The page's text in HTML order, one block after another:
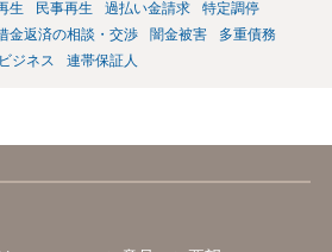
生 民事再生 過払い金請求
特定調停
金返済の相談・交渉 闇金被害
多重債務
ジネス 連帯保証人